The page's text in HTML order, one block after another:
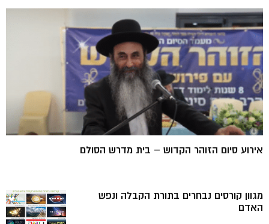
אירוע סיום הזוהר הקדוש – בית מדרש הסולם
מגוון קורסים נבחרים בתורת הקבלה ונפש
האדם